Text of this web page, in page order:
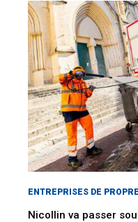
ENTREPRISES DE
Nicollin va passer